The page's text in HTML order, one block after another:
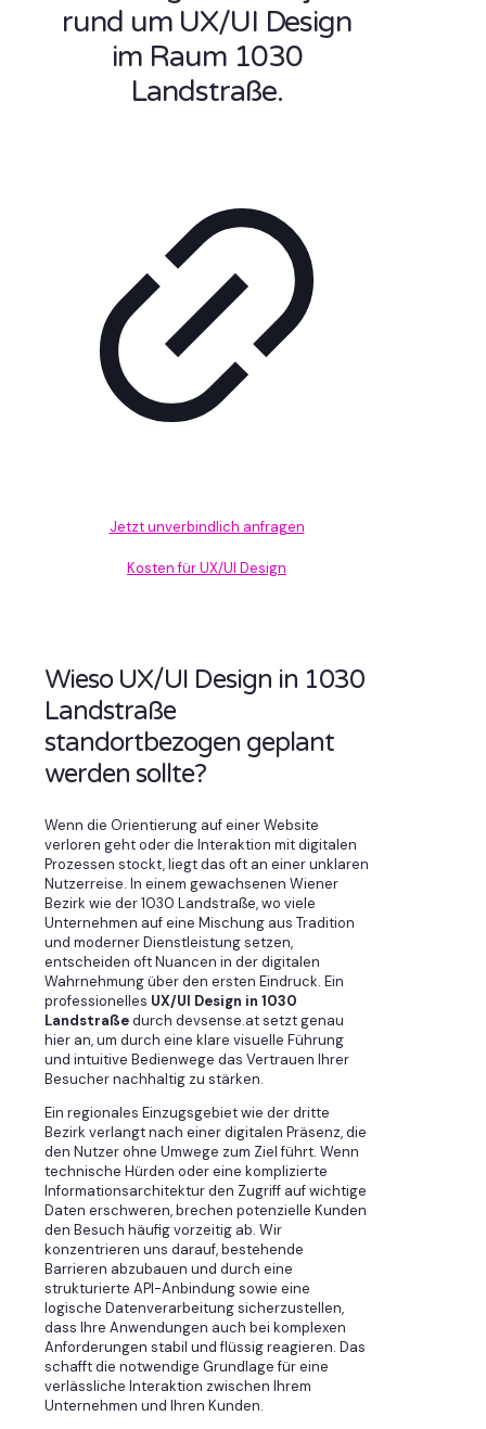
rund um UX/UI Design
im Raum 1030
Landstraße.
Jetzt unverbindlich anfragen
Kosten für UX/UI Design
Wieso UX/UI Design in 1030
Landstraße
standortbezogen geplant
werden sollte?
Wenn die Orientierung auf einer Website
verloren geht oder die Interaktion mit digitalen
Prozessen stockt, liegt das oft an einer unklaren
Nutzerreise. In einem gewachsenen Wiener
Bezirk wie der 1030 Landstraße, wo viele
Unternehmen auf eine Mischung aus Tradition
und moderner Dienstleistung setzen,
entscheiden oft Nuancen in der digitalen
Wahrnehmung über den ersten Eindruck. Ein
professionelles UX/UI Design in 1030
Landstraßedurch devsense.at setzt genau
hier an, um durch eine klare visuelle Führung
und intuitive Bedienwege das Vertrauen Ihrer
Besucher nachhaltig zu stärken.
Ein regionales Einzugsgebiet wie der dritte
Bezirk verlangt nach einer digitalen Präsenz, die
den Nutzer ohne Umwege zum Ziel führt. Wenn
technische Hürden oder eine komplizierte
Informationsarchitektur den Zugriff auf wichtige
Daten erschweren, brechen potenzielle Kunden
den Besuch häufig vorzeitig ab. Wir
konzentrieren uns darauf, bestehende
Barrieren abzubauen und durch eine
strukturierte API-Anbindung sowie eine
logische Datenverarbeitung sicherzustellen,
dass Ihre Anwendungen auch bei komplexen
Anforderungen stabil und flüssig reagieren. Das
schafft die notwendige Grundlage für eine
verlässliche Interaktion zwischen Ihrem
Unternehmen und Ihren Kunden.